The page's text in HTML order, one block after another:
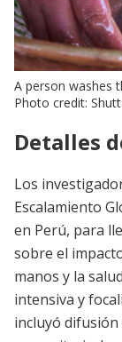
A person washes
Photo credit:
Detalles
Los
Escalamiento
en Perú, para
sobre el
manos y la
intensiva y
incluyó